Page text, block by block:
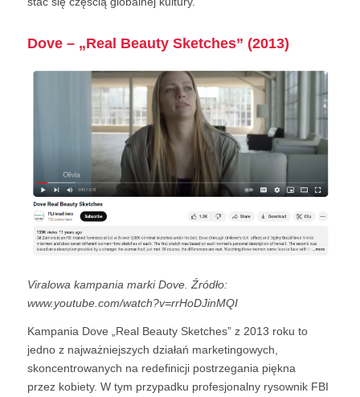
Dove – „Real Beauty Sketches” (2013)
Viralowa kampania marki Dove. Źródło:
www.youtube.com/watch?v=rrHoDJinMQI
Kampania Dove „Real Beauty Sketches” z 2013 roku to
jedno z najważniejszych działań marketingowych,
skoncentrowanych na redefinicji postrzegania piękna
przez kobiety. W tym przypadku profesjonalny rysownik FBI